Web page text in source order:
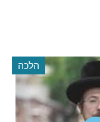
הלכה